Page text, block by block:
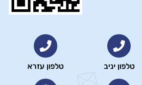
טלפון יניב טלפון עזרא